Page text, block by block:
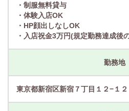
・制服無料貸与
・体験入店OK
・HP顔出しなしOK
・入店祝金3万円(規定勤務達成後
勤務地
東京都新宿区新宿７丁目１２−１２